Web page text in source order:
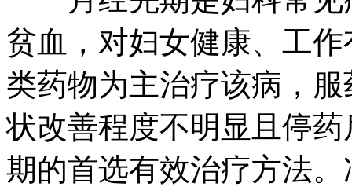
贫血，对妇女健康、工
类药物为主治疗该病，
状改善程度不明显且停
期的首选有效治疗方法